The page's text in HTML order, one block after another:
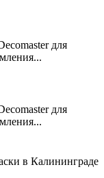
для
для